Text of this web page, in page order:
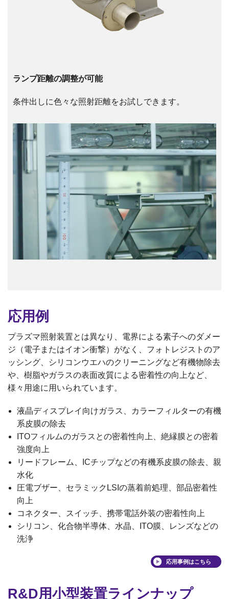
ランプ距離の調整が可能
条件出しに色々な照射距離をお試しできます。
応用例
プラズマ照射装置とは異なり、電界による素子へのダメー
ジ（電子またはイオン衝撃）がなく、フォトレジストのア
ッシング、シリコンウエハのクリーニングなど有機物除去
や、樹脂やガラスの表面改質による密着性の向上など、
様々用途に用いられています。
液晶ディスプレイ向けガラス、カラーフィルターの有機
系皮膜の除去
ITOフィルムのガラスとの密着性向上、絶縁膜との密着
強度向上
リードフレーム、ICチップなどの有機系皮膜の除去、親
水化
圧電ブザー、セラミックLSIの蒸着前処理、部品密着性
向上
コネクター、スイッチ、携帯電話外装の密着性向上
シリコン、化合物半導体、水晶、ITO膜、レンズなどの
洗浄
応用事例はこちら
R&D用小型装置ラインナップ